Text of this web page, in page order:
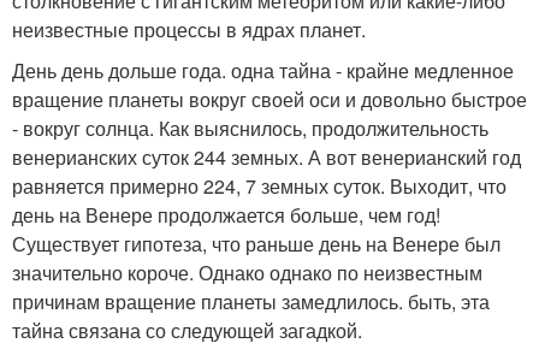
неизвестные процессы в ядрах планет.
День день дольше года. одна тайна - крайне медленное
вращение планеты вокруг своей оси и довольно быстрое
- вокруг солнца. Как выяснилось, продолжительность
венерианских суток 244 земных. А вот венерианский год
равняется примерно 224, 7 земных суток. Выходит, что
день на Венере продолжается больше, чем год!
Существует гипотеза, что раньше день на Венере был
значительно короче. Однако однако по неизвестным
причинам вращение планеты замедлилось. быть, эта
тайна связана со следующей загадкой.